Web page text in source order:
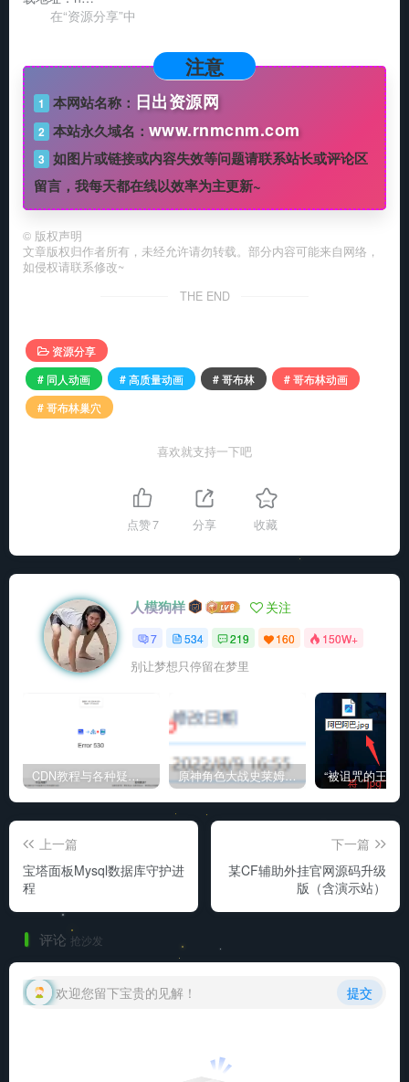
在“资源分享”中
注意
1 本网站名称： 日出资源网
2 本站永久域名： www.rnmcnm.com
3 如图片或链接或内容失效等问题请联系站长或评论区
留言，我每天都在线以效率为主更新~
© 版权声明
文章版权归作者所有，未经允许请勿转载。部分内容可能来自网络，
如侵权请联系修改~
THE END
资源分享
# 同人动画
# 高质量动画 # 哥布林
# 哥布林动画
# 哥布林巢穴
喜欢就支持一下吧
点赞7 分享 收藏
人模狗样 关注
7 534 219 160 150W+
别让梦想只停留在梦里
CDN教程与各种疑难杂症解决方法 原神角色大战史莱姆与丘丘人高质量视频
上一篇
宝塔面板Mysql数据库守护进
程
下一篇
某CF辅助外挂官网源码升级
版（含演示站）
评论 抢沙发
欢迎您留下宝贵的见解！ 提交